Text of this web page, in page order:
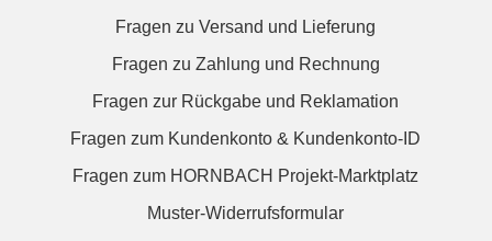
Fragen zu Versand und Lieferung
Fragen zu Zahlung und Rechnung
Fragen zur Rückgabe und Reklamation
Fragen zum Kundenkonto & Kundenkonto-ID
Fragen zum HORNBACH Projekt-Marktplatz
Muster-Widerrufsformular